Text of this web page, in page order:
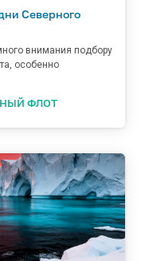
Северного
внимания подбору
особенно
ФЛОТ